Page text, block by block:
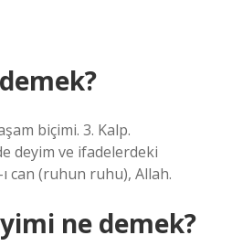
biçimi. 3. Kalp.
deyim ve ifadelerdeki
can (ruhun ruhu), Allah.
ne demek?